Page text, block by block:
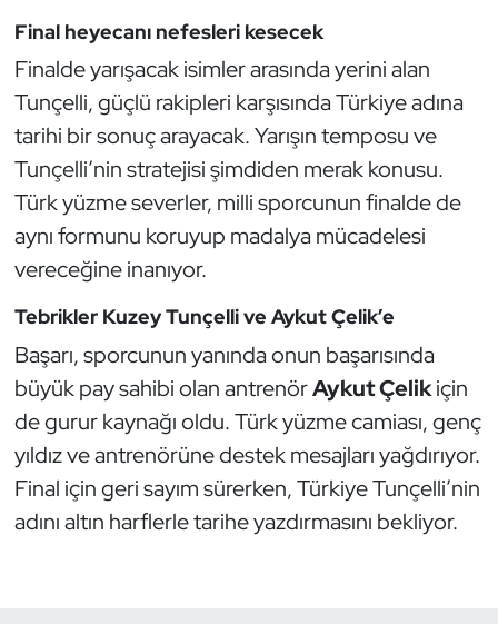
Final heyecanı nefesleri kesecek
Finalde yarışacak isimler arasında yerini alan
Tunçelli, güçlü rakipleri karşısında Türkiye adına
tarihi bir sonuç arayacak. Yarışın temposu ve
Tunçelli’nin stratejisi şimdiden merak konusu.
Türk yüzme severler, milli sporcunun finalde de
aynı formunu koruyup madalya mücadelesi
vereceğine inanıyor.
Tebrikler Kuzey Tunçelli ve Aykut Çelik’e
Başarı, sporcunun yanında onun başarısında
büyük pay sahibi olan antrenörAykut Çelikiçin
de gurur kaynağı oldu. Türk yüzme camiası, genç
yıldız ve antrenörüne destek mesajları yağdırıyor.
Final için geri sayım sürerken, Türkiye Tunçelli’nin
adını altın harflerle tarihe yazdırmasını bekliyor.
Karate
Kayak
Kempo
Kick Boks
Kürek
Masa Tenisi
Modern Pentatlon
Motor Sporları
Muay Thai